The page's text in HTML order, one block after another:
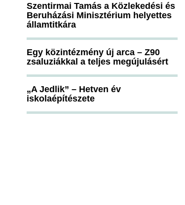
Szentirmai Tamás a Közlekedési és
Beruházási Minisztérium helyettes
államtitkára
Egy közintézmény új arca – Z90
zsaluziákkal a teljes megújulásért
„A Jedlik” – Hetven év
iskolaépítészete